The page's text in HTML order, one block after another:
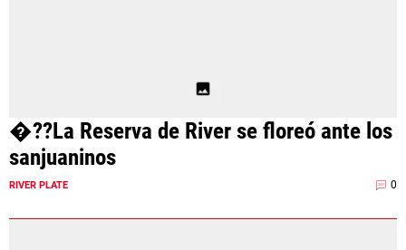
�??La Reserva de River se floreó ante los
sanjuaninos
RIVER PLATE 0